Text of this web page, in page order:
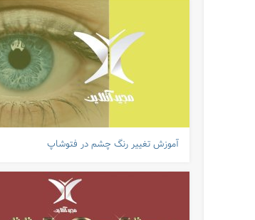
آموزش تغییر رنگ چشم در فتوشاپ